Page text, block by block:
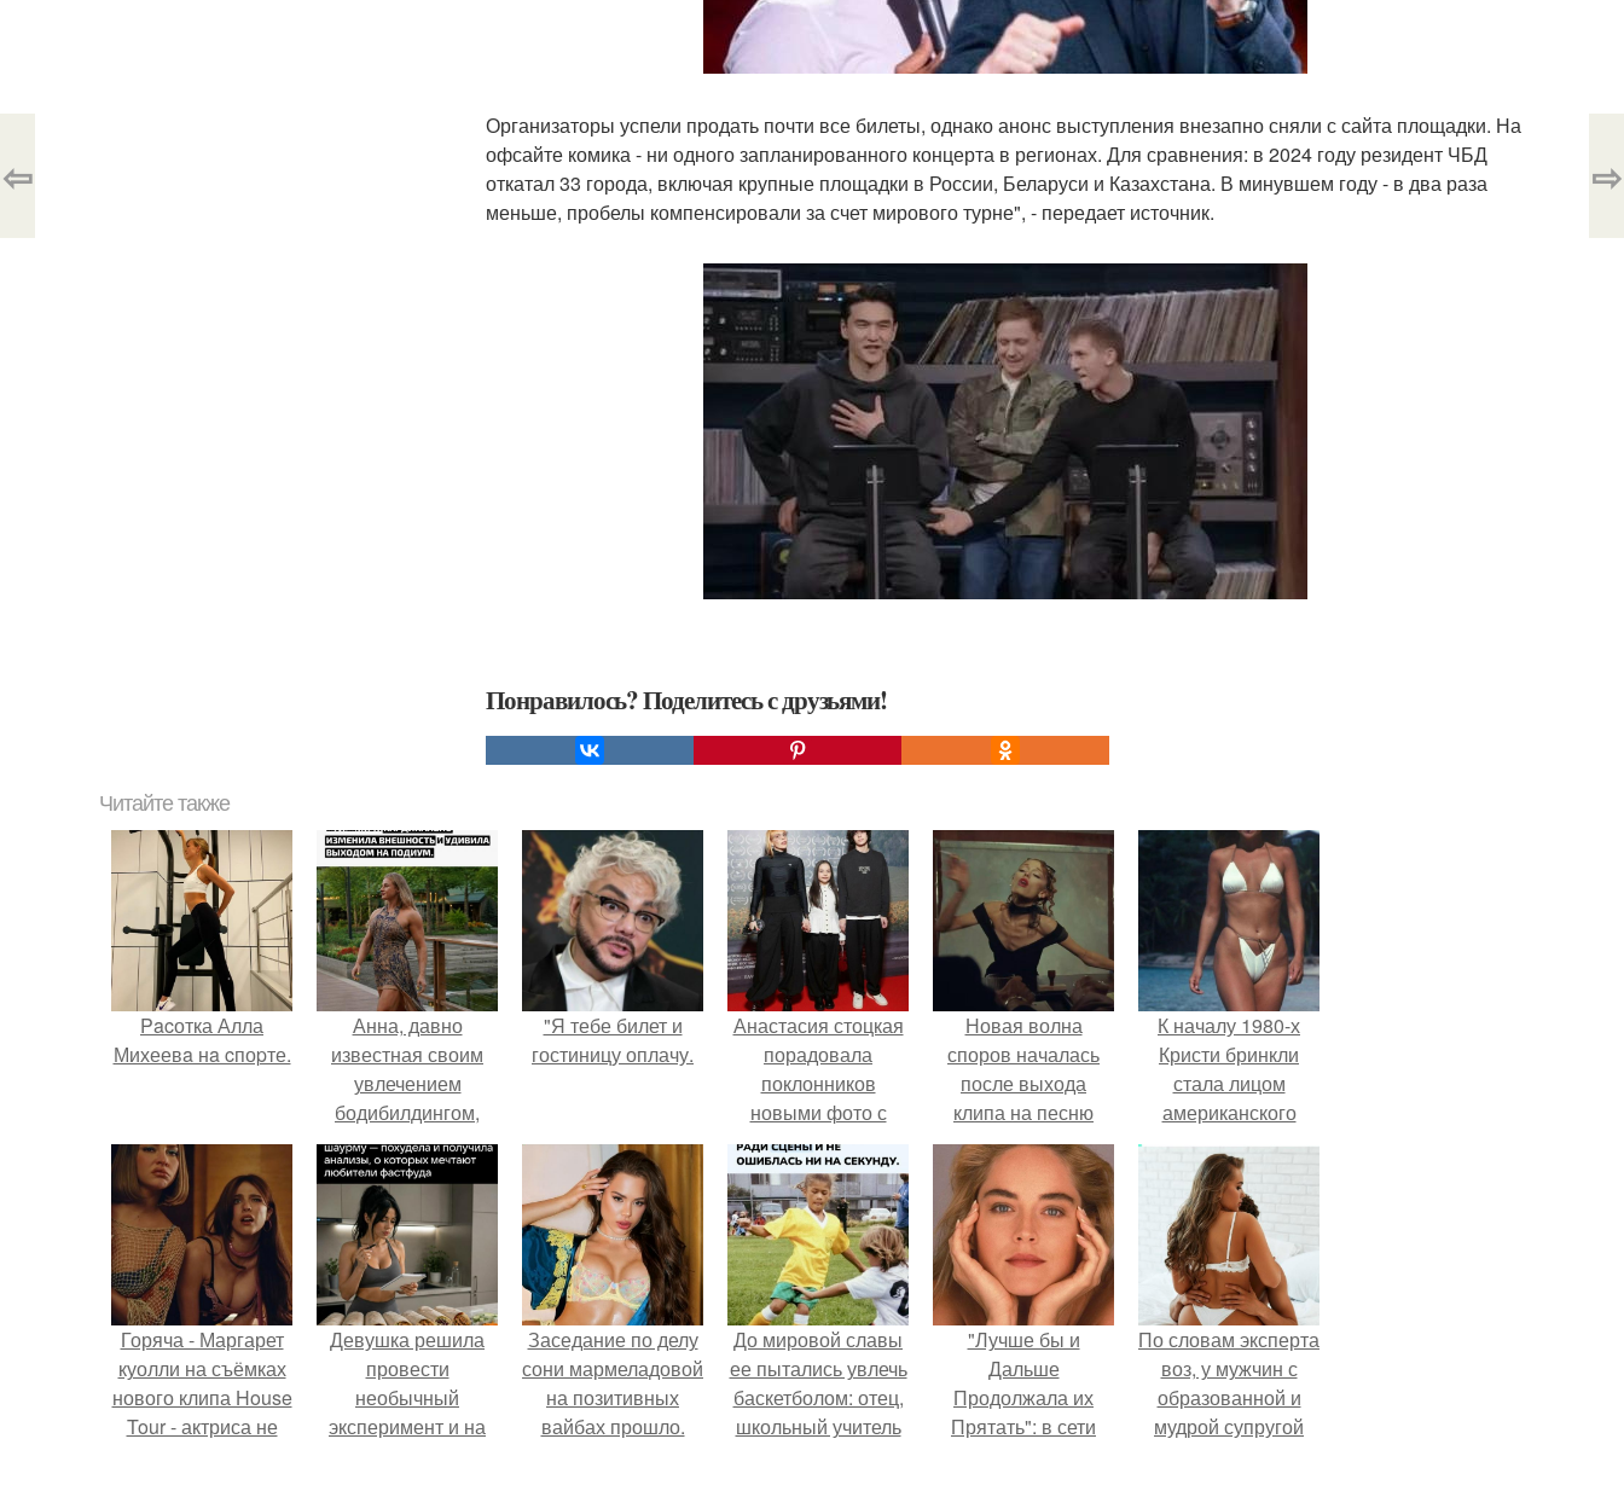
Организаторы успели продать почти все билеты, однако анонс выступления внезапно сняли с сайта площадки. На
офсайте комика - ни одного запланированного концерта в регионах. Для сравнения: в 2024 году резидент ЧБД
откатал 33 города, включая крупные площадки в России, Беларуси и Казахстана. В минувшем году - в два раза
меньше, пробелы компенсировали за счет мирового турне", - передает источник.
Понравилось? Поделитесь с друзьями!
⇦ ⇨
Читайте также
Pacотка Алла
Михеевa нa cпоpте.
Анна, давно
известная своим
увлечением
бодибилдингом,
впервые
попробовала себя
в роли модели.
"Я тебе билет и
гостиницу оплачу.
Анастасия стоцкая
порадовала
поклонников
новыми фото с
детьми - 14-летним
Александром и 8-
летней верой.
Новая волна
споров началась
после выхода
клипа на песню
Petal.
К началу 1980-х
Кристи бринкли
стала лицом
американского
моделинга и
главным
воплощением
естественной
привлекательности.
Горяча - Маргарет
куолли на съёмках
нового клипа House
Tour - актриса не
Девушка решила
провести
необычный
эксперимент и на
Заседание по делу
сони мармеладовой
на позитивных
вайбах прошло.
До мировой славы
ее пытались увлечь
баскетболом: отец,
школьный учитель
"Лучше бы и
Дальше
Продолжала их
Прятать": в сети
По словам эксперта
воз, у мужчин с
образованной и
мудрой супругой